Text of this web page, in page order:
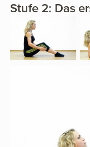
Stufe 2: Das